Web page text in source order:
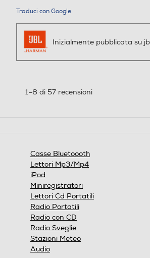
Traduci con Google
Inizialmente pubblicata su
1–8 di 57 recensioni
Casse Bluetoooth
Lettori Mp3/Mp4
iPod
Miniregistratori
Lettori Cd Portatili
Radio Portatili
Radio con CD
Radio Sveglie
Stazioni Meteo
Audio